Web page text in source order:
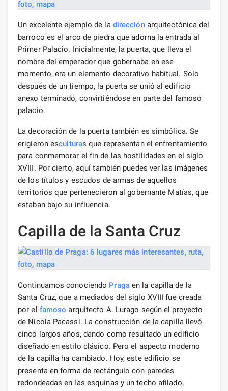
Un excelente ejemplo de la direcciónarquitectónica del
barroco es el arco de piedra que adorna la entrada al
Primer Palacio. Inicialmente, la puerta, que lleva el
nombre del emperador que gobernaba en ese
momento, era un elemento decorativo habitual. Solo
después de un tiempo, la puerta se unió al edificio
anexo terminado, convirtiéndose en parte del famoso
palacio.
La decoración de la puerta también es simbólica. Se
erigieron esculturas que representan el enfrentamiento
para conmemorar el fin de las hostilidades en el siglo
XVIII. Por cierto, aquí también puedes ver las imágenes
de los títulos y escudos de armas de aquellos
territorios que pertenecieron al gobernante Matías, que
estaban bajo su influencia.
Capilla de la Santa Cruz
Continuamos conociendo Pragaen la capilla de la
Santa Cruz, que a mediados del siglo XVIII fue creada
por el famoso arquitecto A. Lurago según el proyecto
de Nicola Pacassi. La construcción de la capilla llevó
cinco largos años, dando como resultado un edificio
diseñado en estilo clásico. Pero el aspecto moderno
de la capilla ha cambiado. Hoy, este edificio se
presenta en forma de rectángulo con paredes
redondeadas en las esquinas y un techo afilado.